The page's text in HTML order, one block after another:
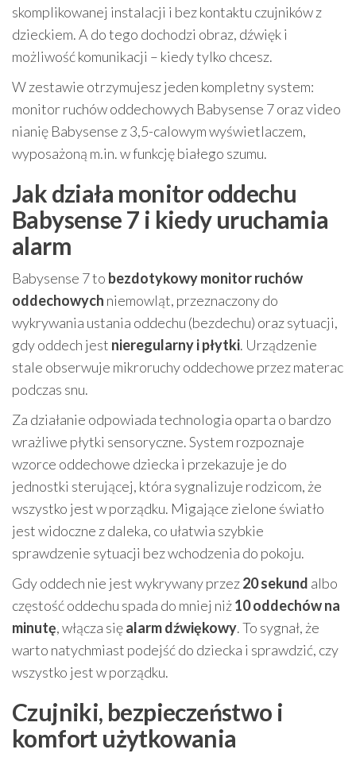
skomplikowanej instalacji i bez kontaktu czujników z
dzieckiem. A do tego dochodzi obraz, dźwięk i
możliwość komunikacji – kiedy tylko chcesz.
W zestawie otrzymujesz jeden kompletny system:
monitor ruchów oddechowych Babysense 7 oraz video
nianię Babysense z 3,5-calowym wyświetlaczem,
wyposażoną m.in. w funkcję białego szumu.
Jak działa monitor oddechu
Babysense 7 i kiedy uruchamia
alarm
Babysense 7 to bezdotykowy monitor ruchów
oddechowych niemowląt, przeznaczony do
wykrywania ustania oddechu (bezdechu) oraz sytuacji,
gdy oddech jest nieregularny i płytki. Urządzenie
stale obserwuje mikroruchy oddechowe przez materac
podczas snu.
Za działanie odpowiada technologia oparta o bardzo
wrażliwe płytki sensoryczne. System rozpoznaje
wzorce oddechowe dziecka i przekazuje je do
jednostki sterującej, która sygnalizuje rodzicom, że
wszystko jest w porządku. Migające zielone światło
jest widoczne z daleka, co ułatwia szybkie
sprawdzenie sytuacji bez wchodzenia do pokoju.
Gdy oddech nie jest wykrywany przez20 sekund albo
częstość oddechu spada do mniej niż10 oddechów na
minutę, włącza sięalarm dźwiękowy. To sygnał, że
warto natychmiast podejść do dziecka i sprawdzić, czy
wszystko jest w porządku.
Czujniki, bezpieczeństwo i
komfort użytkowania